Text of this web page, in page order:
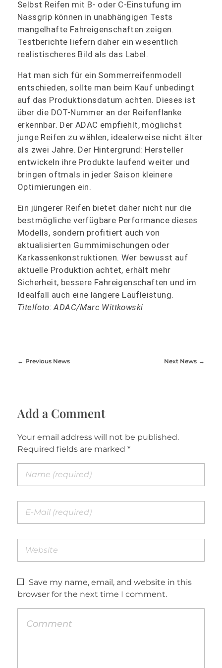
Selbst Reifen mit B- oder C-Einstufung im
Nassgrip können in unabhängigen Tests
mangelhafte Fahreigenschaften zeigen.
Testberichte liefern daher ein wesentlich
realistischeres Bild als das Label.
Hat man sich für ein Sommerreifenmodell
entschieden, sollte man beim Kauf unbedingt
auf das Produktionsdatum achten. Dieses ist
über die DOT-Nummer an der Reifenflanke
erkennbar. Der ADAC empfiehlt, möglichst
junge Reifen zu wählen, idealerweise nicht älter
als zwei Jahre. Der Hintergrund: Hersteller
entwickeln ihre Produkte laufend weiter und
bringen oftmals in jeder Saison kleinere
Optimierungen ein.
Ein jüngerer Reifen bietet daher nicht nur die
bestmögliche verfügbare Performance dieses
Modells, sondern profitiert auch von
aktualisierten Gummimischungen oder
Karkassenkonstruktionen. Wer bewusst auf
aktuelle Produktion achtet, erhält mehr
Sicherheit, bessere Fahreigenschaften und im
Idealfall auch eine längere Laufleistung.
Titelfoto: ADAC/Marc Wittkowski
Previous News Next News
Add a Comment
Your email address will not be published.
Required fields are marked *
Save my name, email, and website in this
browser for the next time I comment.